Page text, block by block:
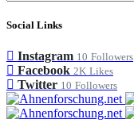
Social Links
Instagram 10 Followers
Facebook 2K Likes
Twitter 10 Followers